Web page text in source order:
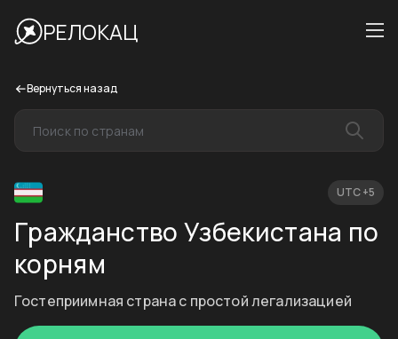
РЕЛОКАЦ
Вернуться назад
UTC +5
Гражданство Узбекистана по
корням
Гостеприимная страна с простой легализацией